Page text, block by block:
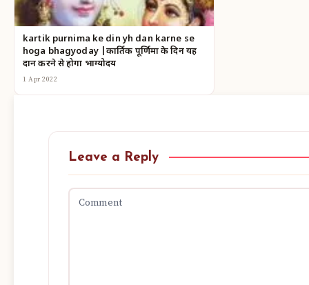
kartik purnima ke din yh dan karne se
hoga bhagyoday |कार्तिक पूर्णिमा के दिन यह
दान करने से होगा भाग्योदय
1 Apr 2022
Leave a Reply